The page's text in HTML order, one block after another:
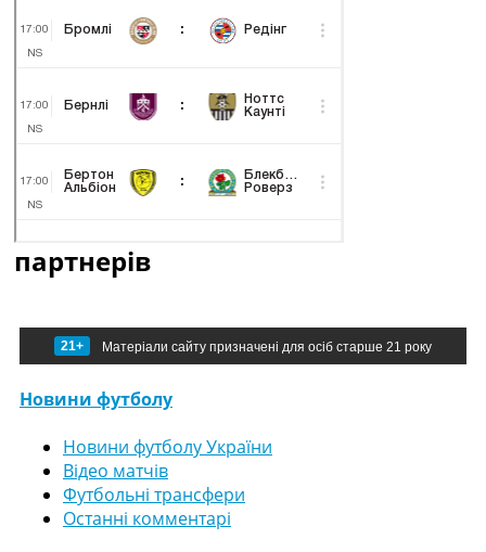
партнерів
21+ Матеріали сайту призначені для осіб старше 21 року
Новини футболу
Новини футболу України
Відео матчів
Футбольні трансфери
Останні комментарі